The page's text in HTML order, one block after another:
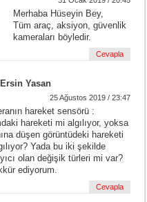
Merhaba Hüseyin Bey,
Tüm araç, aksiyon, güvenlik
kameraları böyledir.
Cevapla
Ersin Yasan
25 Ağustos 2019 / 23:47
hareket sensörü :
hareketi mi algılıyor, yoksa
düşen görüntüdeki hareketi
Yada bu iki şekilde
olan değişik türleri mi var?
ediyorum.
Cevapla